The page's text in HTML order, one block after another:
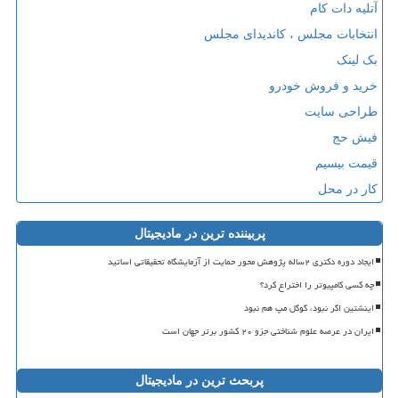
آتلیه دات کام
انتخابات مجلس ، کاندیدای مجلس
بک لینک
خرید و فروش خودرو
طراحی سایت
فیش حج
قیمت بیسیم
کار در محل
پربیننده ترین در مادیجیتال
ایجاد دوره دکتری ۲ساله پژوهش محور حمایت از آزمایشگاه تحقیقاتی اساتید
چه کسی کامپیوتر را اختراع کرد؟
اینشتین اگر نبود، گوگل مپ هم نبود
ایران در عرصه علوم شناختی جزو ۲۰ کشور برتر جهان است
پربحث ترین در مادیجیتال